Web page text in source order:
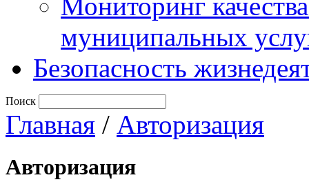
муниципальных
Безопасность
Поиск
Главная / Авторизация
Авторизация